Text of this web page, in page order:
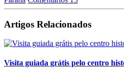
Artigos Relacionados
Visita guiada grátis pelo centro